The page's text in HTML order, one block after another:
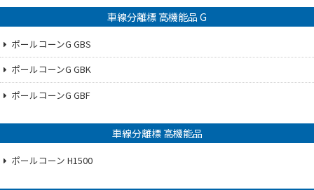
車線分離標 高機能品 G
ポールコーンG GBS
ポールコーンG GBK
ポールコーンG GBF
車線分離標 高機能品
ポールコーン H1500